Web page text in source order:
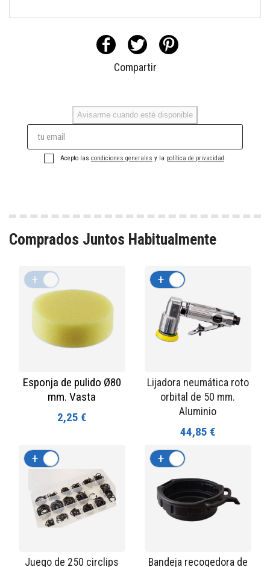
Compartir
Avisarme cuando esté disponible
Acepto las condiciones generales y la política de privacidad .
Comprados Juntos Habitualmente
Esponja de pulido Ø80
mm. Vasta
2,25 €
+
Lijadora neumática roto
orbital de 50 mm.
Aluminio
44,85 €
+
Juego de 250 circlips
+
Bandeja recogedora de
+